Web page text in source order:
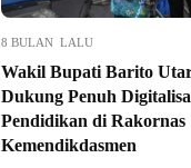
8 BULAN LALU
Wakil Bupati Barito
Dukung Penuh
Pendidikan di Rakornas
Kemendikdasmen